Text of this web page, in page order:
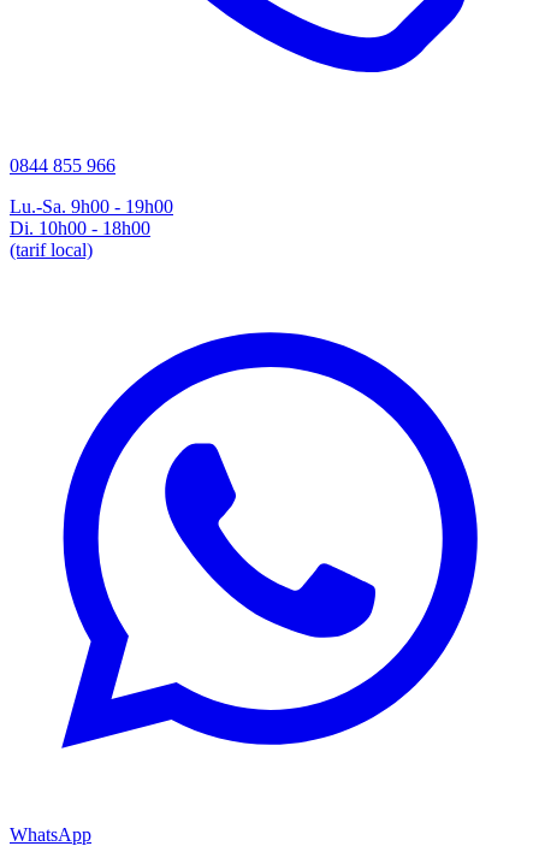
0844 855 966
Lu.-Sa. 9h00 - 19h00
Di. 10h00 - 18h00
(tarif local)
WhatsApp